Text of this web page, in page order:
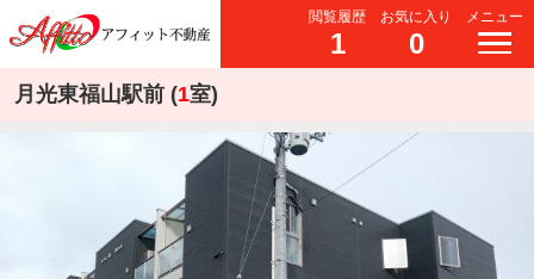
閲覧履歴
1
お気に入り
0
メニュー
月光東福山駅前 (1室)